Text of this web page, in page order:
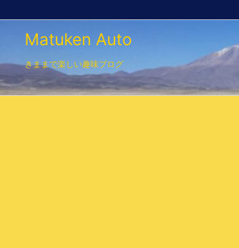
Matuken Auto
きままで楽しい趣味ブログ